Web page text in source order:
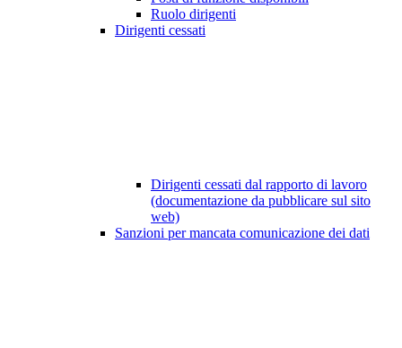
Ruolo dirigenti
Dirigenti cessati
Dirigenti cessati dal rapporto di lavoro
(documentazione da pubblicare sul sito
web)
Sanzioni per mancata comunicazione dei dati